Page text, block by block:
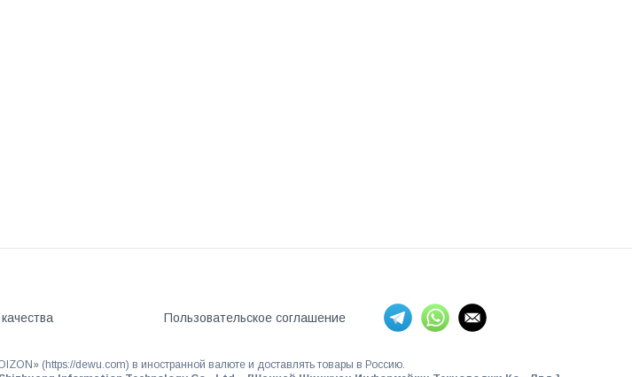
Пользовательское соглашение
(https://dewu.com) в иностранной валюте и доставлять товары в Россию.